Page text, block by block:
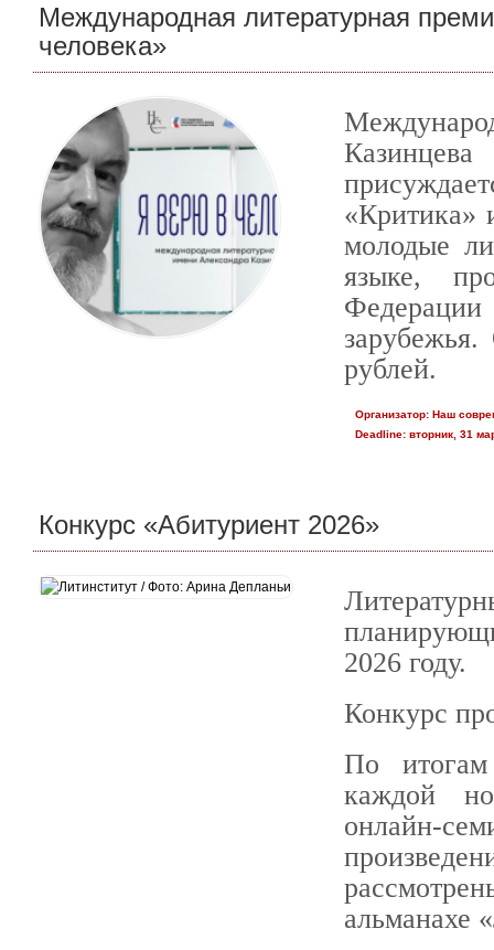
Международная литературная
человека»
«Критика»
молодые
языке,
рублей.
Организатор:Наш
Deadline:вторник, 31
Конкурс «Абитуриент 2026»
2026 году.
Конкурс
По
каждой
онлайн-
альманахе